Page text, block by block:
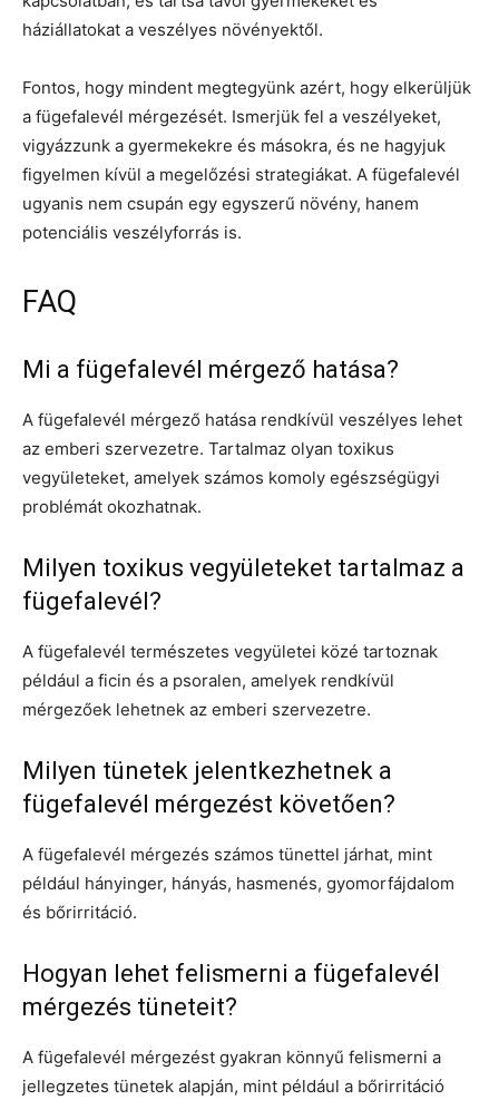
háziállatokat a veszélyes növényektől.
Fontos, hogy mindent megtegyünk azért, hogy elkerüljük
a fügefalevél mérgezését. Ismerjük fel a veszélyeket,
vigyázzunk a gyermekekre és másokra, és ne hagyjuk
figyelmen kívül a megelőzési strategiákat. A fügefalevél
ugyanis nem csupán egy egyszerű növény, hanem
potenciális veszélyforrás is.
FAQ
Mi a fügefalevél mérgező hatása?
A fügefalevél mérgező hatása rendkívül veszélyes lehet
az emberi szervezetre. Tartalmaz olyan toxikus
vegyületeket, amelyek számos komoly egészségügyi
problémát okozhatnak.
Milyen toxikus vegyületeket tartalmaz a
fügefalevél?
A fügefalevél természetes vegyületei közé tartoznak
például a ficin és a psoralen, amelyek rendkívül
mérgezőek lehetnek az emberi szervezetre.
Milyen tünetek jelentkezhetnek a
fügefalevél mérgezést követően?
A fügefalevél mérgezés számos tünettel járhat, mint
például hányinger, hányás, hasmenés, gyomorfájdalom
és bőrirritáció.
Hogyan lehet felismerni a fügefalevél
mérgezés tüneteit?
A fügefalevél mérgezést gyakran könnyű felismerni a
jellegzetes tünetek alapján, mint például a bőrirritáció